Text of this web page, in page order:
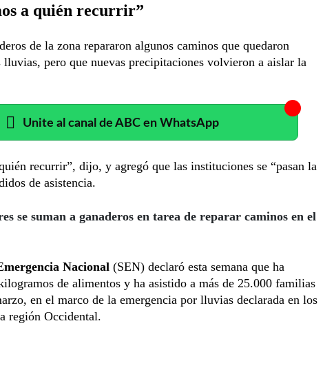
a quién recurrir”
de la zona repararon algunos caminos que quedaron
pero que nuevas precipitaciones volvieron a aislar la
Unite al canal de ABC en WhatsApp
recurrir”, dijo, y agregó que las instituciones se “pasan la
de asistencia.
se suman a ganaderos en tarea de reparar caminos en el
Nacional (SEN) declaró esta semana que ha
de alimentos y ha asistido a más de 25.000 familias
en el marco de la emergencia por lluvias declarada en los
región Occidental.